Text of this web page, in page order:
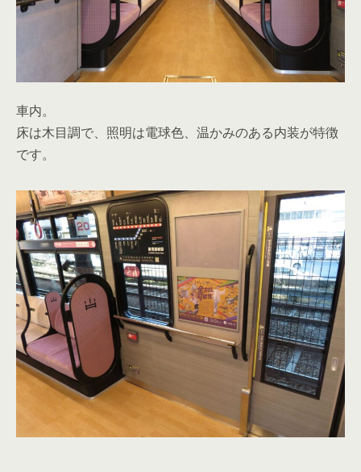
車内。
床は木目調で、照明は電球色、温かみのある内装が特徴
です。